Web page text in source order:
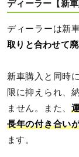
ディーラー【新車
ディーラーは新
取りと合わせて
新車購入と同時
限に抑えられ、
ません。また、
長年の付き合い
ます。